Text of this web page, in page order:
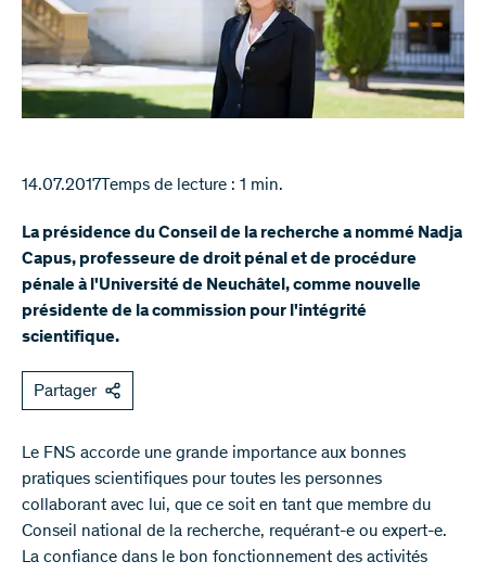
14.07.2017Temps de lecture : 1 min.
La présidence du Conseil de la recherche a nommé Nadja
Capus, professeure de droit pénal et de procédure
pénale à l'Université de Neuchâtel, comme nouvelle
présidente de la commission pour l'intégrité
scientifique.
Partager
Le FNS accorde une grande importance aux bonnes
pratiques scientifiques pour toutes les personnes
collaborant avec lui, que ce soit en tant que membre du
Conseil national de la recherche, requérant-e ou expert-e.
La confiance dans le bon fonctionnement des activités